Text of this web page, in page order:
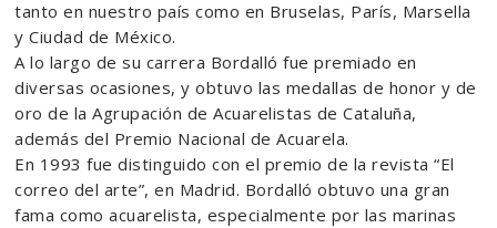
tanto en nuestro país como en Bruselas, París, Marsella
y Ciudad de México.
A lo largo de su carrera Bordalló fue premiado en
diversas ocasiones, y obtuvo las medallas de honor y de
oro de la Agrupación de Acuarelistas de Cataluña,
además del Premio Nacional de Acuarela.
En 1993 fue distinguido con el premio de la revista “El
correo del arte”, en Madrid. Bordalló obtuvo una gran
fama como acuarelista, especialmente por las marinas